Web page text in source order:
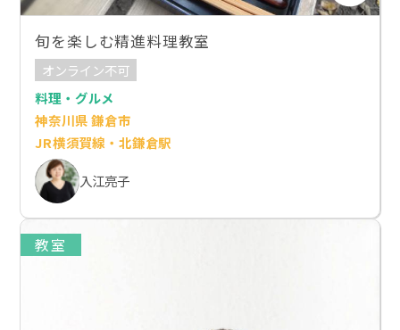
旬を楽しむ精進料理教室
オンライン不可
料理・グルメ
神奈川県 鎌倉市
JR横須賀線・北鎌倉駅
入江亮子
教室